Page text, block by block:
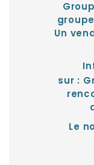
Un
sur :
Le